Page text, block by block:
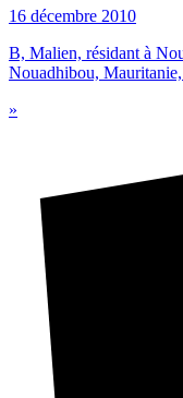
16 décembre 2010
B, Malien, résidant à
Nouadhibou,
»